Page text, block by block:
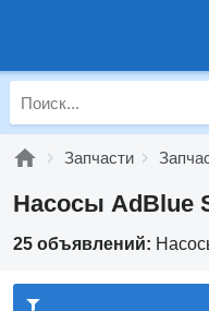
Запчасти
Насосы AdBlue
25 объявлений: